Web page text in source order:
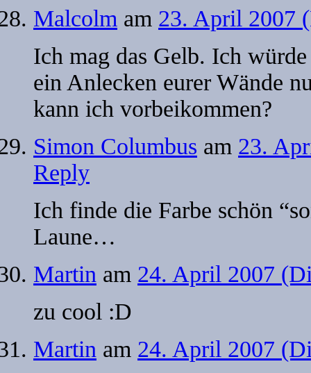
Malcolm am 23. April 2007
Ich mag das Gelb. Ich
ein Anlecken eurer Wände
kann ich vorbeikommen?
Simon Columbus am 23.
Reply
Ich finde die Farbe schön
Laune…
Martin am 24. April 2007
zu cool :D
Martin am 24. April 2007